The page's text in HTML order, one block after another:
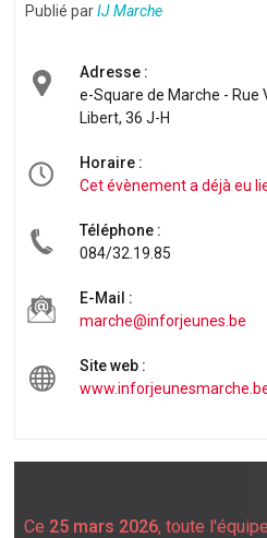
Publié par IJ Marche
Adresse :
e-Square de Marche - Rue
Libert, 36 J-H
Horaire :
Cet évènement a déjà eu
Téléphone :
084/32.19.85
E-Mail :
marche@inforjeunes.be
Site web :
Ce 25 mars 2026, toute l'équipe